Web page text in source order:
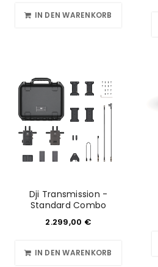
IN DEN WARENKORB
Dji Transmission -
Standard Combo
2.299,00 €
IN DEN WARENKORB